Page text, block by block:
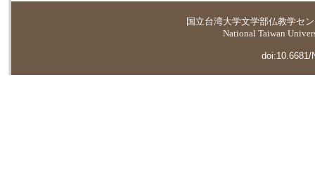
国立台湾大学文学部仏教学セ
National Taiwan
doi:10.6681/